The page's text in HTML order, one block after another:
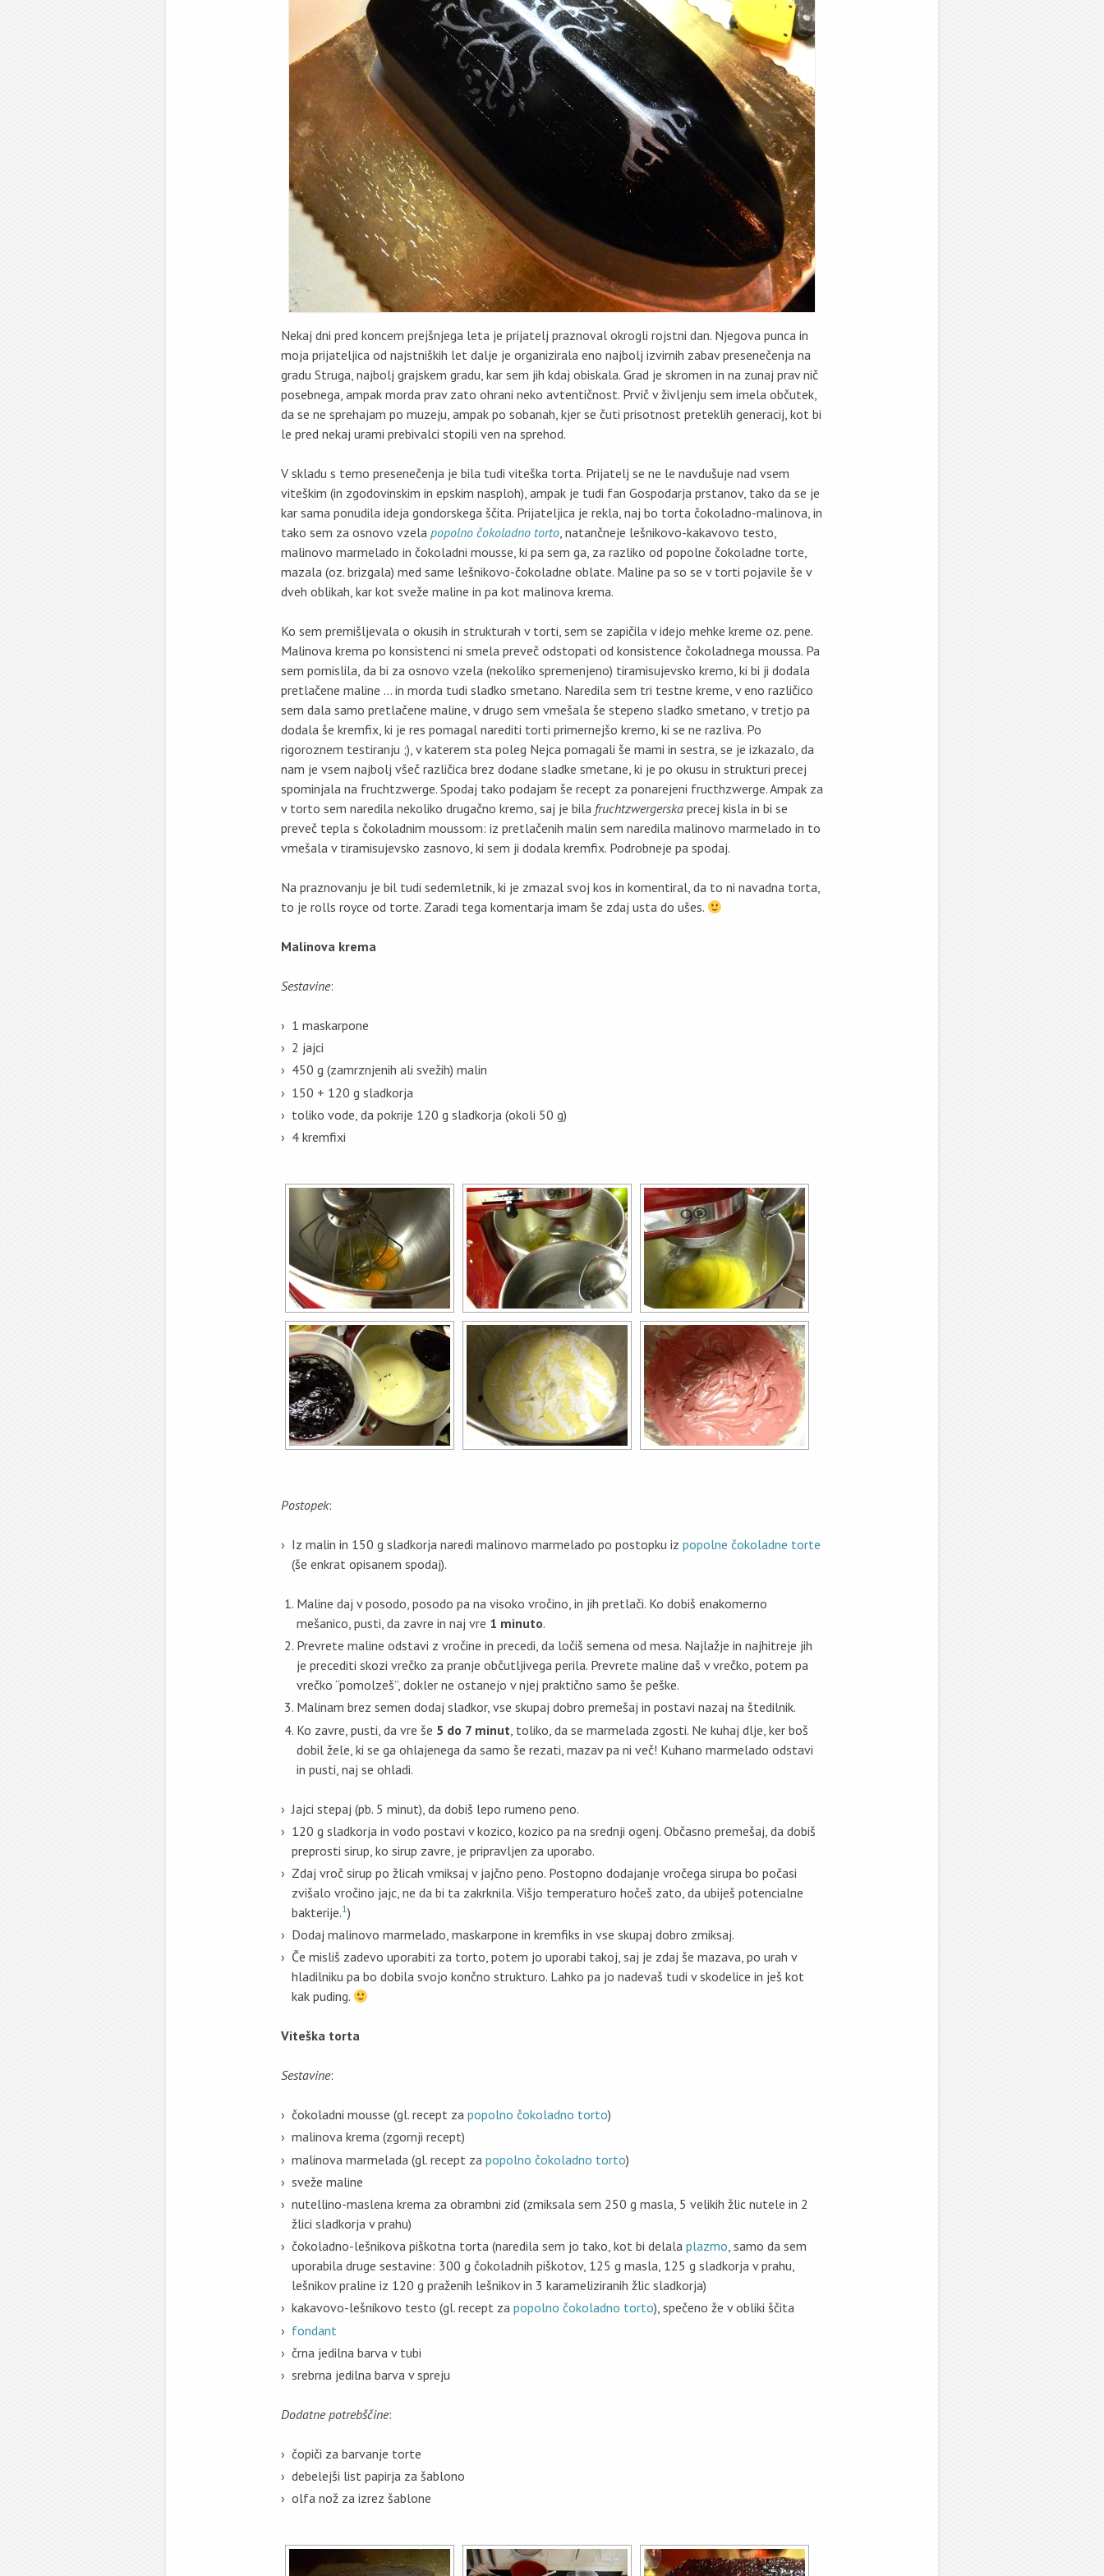
Nekaj dni pred koncem prejšnjega leta je prijatelj praznoval okrogli rojstni dan. Njegova punca in
moja prijateljica od najstniških let dalje je organizirala eno najbolj izvirnih zabav presenečenja na
gradu Struga, najbolj grajskem gradu, kar sem jih kdaj obiskala. Grad je skromen in na zunaj prav nič
posebnega, ampak morda prav zato ohrani neko avtentičnost. Prvič v življenju sem imela občutek,
da se ne sprehajam po muzeju, ampak po sobanah, kjer se čuti prisotnost preteklih generacij, kot bi
le pred nekaj urami prebivalci stopili ven na sprehod.
V skladu s temo presenečenja je bila tudi viteška torta. Prijatelj se ne le navdušuje nad vsem
viteškim (in zgodovinskim in epskim nasploh), ampak je tudi fan Gospodarja prstanov, tako da se je
kar sama ponudila ideja gondorskega ščita. Prijateljica je rekla, naj bo torta čokoladno-malinova, in
tako sem za osnovo vzela popolno čokoladno torto, natančneje lešnikovo-kakavovo testo,
malinovo marmelado in čokoladni mousse, ki pa sem ga, za razliko od popolne čokoladne torte,
mazala (oz. brizgala) med same lešnikovo-čokoladne oblate. Maline pa so se v torti pojavile še v
dveh oblikah, kar kot sveže maline in pa kot malinova krema.
Ko sem premišljevala o okusih in strukturah v torti, sem se zapičila v idejo mehke kreme oz. pene.
Malinova krema po konsistenci ni smela preveč odstopati od konsistence čokoladnega moussa. Pa
sem pomislila, da bi za osnovo vzela (nekoliko spremenjeno) tiramisujevsko kremo, ki bi ji dodala
pretlačene maline … in morda tudi sladko smetano. Naredila sem tri testne kreme, v eno različico
sem dala samo pretlačene maline, v drugo sem vmešala še stepeno sladko smetano, v tretjo pa
dodala še kremfix, ki je res pomagal narediti torti primernejšo kremo, ki se ne razliva. Po
rigoroznem testiranju ;), v katerem sta poleg Nejca pomagali še mami in sestra, se je izkazalo, da
nam je vsem najbolj všeč različica brez dodane sladke smetane, ki je po okusu in strukturi precej
spominjala na fruchtzwerge. Spodaj tako podajam še recept za ponarejeni fructhzwerge. Ampak za
v torto sem naredila nekoliko drugačno kremo, saj je bila fruchtzwergerska precej kisla in bi se
preveč tepla s čokoladnim moussom: iz pretlačenih malin sem naredila malinovo marmelado in to
vmešala v tiramisujevsko zasnovo, ki sem ji dodala kremfix. Podrobneje pa spodaj.
Na praznovanju je bil tudi sedemletnik, ki je zmazal svoj kos in komentiral, da to ni navadna torta,
to je rolls royce od torte. Zaradi tega komentarja imam še zdaj usta do ušes.
Malinova krema
Sestavine:
1 maskarpone
2 jajci
450 g (zamrznjenih ali svežih) malin
150 + 120 g sladkorja
toliko vode, da pokrije 120 g sladkorja (okoli 50 g)
4 kremfixi
Postopek:
Iz malin in 150 g sladkorja naredi malinovo marmelado po postopku iz popolne čokoladne torte
(še enkrat opisanem spodaj).
Maline daj v posodo, posodo pa na visoko vročino, in jih pretlači. Ko dobiš enakomerno
mešanico, pusti, da zavre in naj vre 1 minuto.
Prevrete maline odstavi z vročine in precedi, da ločiš semena od mesa. Najlažje in najhitreje jih
je precediti skozi vrečko za pranje občutljivega perila. Prevrete maline daš v vrečko, potem pa
vrečko “pomolzeš”, dokler ne ostanejo v njej praktično samo še peške.
Malinam brez semen dodaj sladkor, vse skupaj dobro premešaj in postavi nazaj na štedilnik.
Ko zavre, pusti, da vre še 5 do 7 minut , toliko, da se marmelada zgosti. Ne kuhaj dlje, ker boš
dobil žele, ki se ga ohlajenega da samo še rezati, mazav pa ni več! Kuhano marmelado odstavi
in pusti, naj se ohladi.
Jajci stepaj (pb. 5 minut), da dobiš lepo rumeno peno.
120 g sladkorja in vodo postavi v kozico, kozico pa na srednji ogenj. Občasno premešaj, da dobiš
preprosti sirup, ko sirup zavre, je pripravljen za uporabo.
Zdaj vroč sirup po žlicah vmiksaj v jajčno peno. Postopno dodajanje vročega sirupa bo počasi
zvišalo vročino jajc, ne da bi ta zakrknila. Višjo temperaturo hočeš zato, da ubiješ potencialne
bakterije.1)
Dodaj malinovo marmelado, maskarpone in kremfiks in vse skupaj dobro zmiksaj.
Če misliš zadevo uporabiti za torto, potem jo uporabi takoj, saj je zdaj še mazava, po urah v
hladilniku pa bo dobila svojo končno strukturo. Lahko pa jo nadevaš tudi v skodelice in ješ kot
kak puding.
Viteška torta
Sestavine:
čokoladni mousse (gl. recept za popolno čokoladno torto)
malinova krema (zgornji recept)
malinova marmelada (gl. recept za popolno čokoladno torto)
sveže maline
nutellino-maslena krema za obrambni zid (zmiksala sem 250 g masla, 5 velikih žlic nutele in 2
žlici sladkorja v prahu)
čokoladno-lešnikova piškotna torta (naredila sem jo tako, kot bi delala plazmo, samo da sem
uporabila druge sestavine: 300 g čokoladnih piškotov, 125 g masla, 125 g sladkorja v prahu,
lešnikov praline iz 120 g praženih lešnikov in 3 karameliziranih žlic sladkorja)
kakavovo-lešnikovo testo (gl. recept za popolno čokoladno torto), spečeno že v obliki ščita
fondant
črna jedilna barva v tubi
srebrna jedilna barva v spreju
Dodatne potrebščine:
čopiči za barvanje torte
debelejši list papirja za šablono
olfa nož za izrez šablone